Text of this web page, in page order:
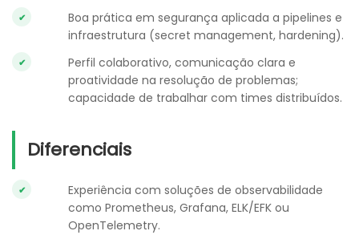
Boa prática em segurança aplicada a pipelines e
infraestrutura (secret management, hardening).
Perfil colaborativo, comunicação clara e
proatividade na resolução de problemas;
capacidade de trabalhar com times distribuídos.
Diferenciais
Experiência com soluções de observabilidade
como Prometheus, Grafana, ELK/EFK ou
OpenTelemetry.